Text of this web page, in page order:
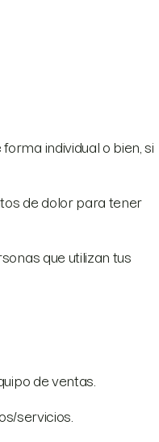
individual o bien, si
de dolor para tener
que utilizan tus
de ventas.
servicios.